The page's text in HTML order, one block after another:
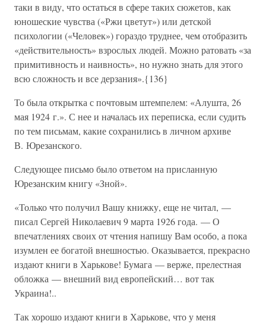
таки в виду, что остаться в сфере таких сюжетов, как
юношеские чувства («Ржи цветут») или детской
психологии («Человек») гораздо труднее, чем отобразить
«действительность» взрослых людей. Можно ратовать «за
примитивность и наивность», но нужно знать для этого
всю сложность и все дерзания».{136}
То была открытка с почтовым штемпелем: «Алушта, 26
мая 1924 г.». С нее и началась их переписка, если судить
по тем письмам, какие сохранились в личном архиве
В. Юрезанского.
Следующее письмо было ответом на присланную
Юрезанским книгу «Зной».
«Только что получил Вашу книжку, еще не читал, —
писал Сергей Николаевич 9 марта 1926 года. — О
впечатлениях своих от чтения напишу Вам особо, а пока
изумлен ее богатой внешностью. Оказывается, прекрасно
издают книги в Харькове! Бумага — верже, прелестная
обложка — внешний вид европейский… вот так
Украина!..
Так хорошо издают книги в Харькове, что у меня